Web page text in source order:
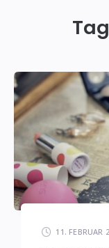
11. FEBRUAR